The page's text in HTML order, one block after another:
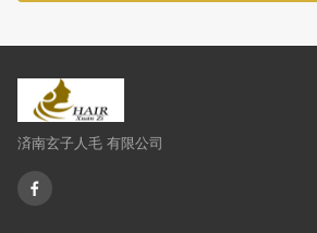
済南玄子人毛 有限公司